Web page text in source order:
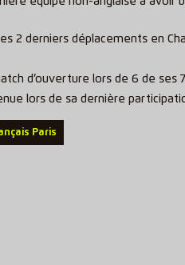
2 derniers déplacements en
d’ouverture lors de 6 de ses
lors de sa dernière
Paris